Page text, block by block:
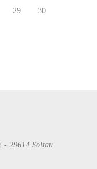
29 30
- 29614 Soltau